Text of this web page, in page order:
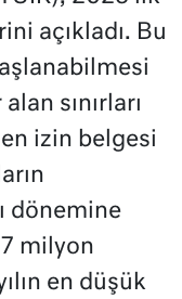
açıkladı. Bu
sınırları
izin belgesi
dönemine
milyon
en düşük